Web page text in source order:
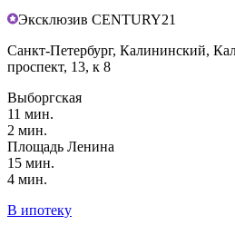
Эксклюзив CENTURY21
Санкт-Петербург, Калининский,
проспект, 13, к 8
Выборгская
11 мин.
2 мин.
Площадь Ленина
15 мин.
4 мин.
В ипотеку